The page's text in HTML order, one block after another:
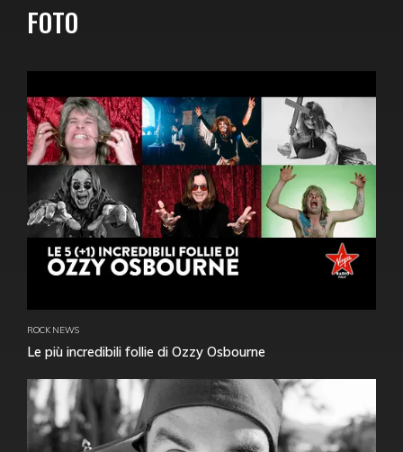
FOTO
ROCK NEWS
Le più incredibili follie di Ozzy Osbourne